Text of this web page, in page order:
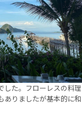
した。フローレスの料理
ありましたが基本的に和